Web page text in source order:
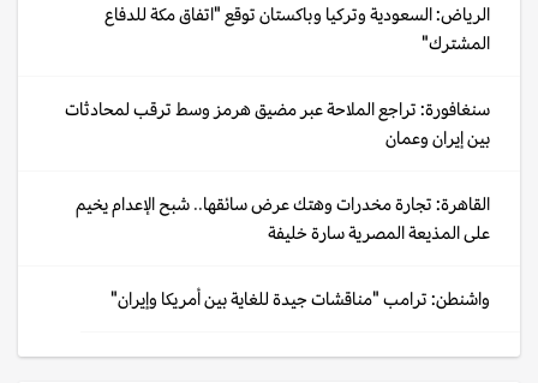
الرياض: السعودية وتركيا وباكستان توقع "اتفاق مكة للدفاع
المشترك"
سنغافورة: تراجع الملاحة عبر مضيق هرمز وسط ترقب لمحادثات
بين إيران وعمان
القاهرة: تجارة مخدرات وهتك عرض سائقها.. شبح الإعدام يخيم
على المذيعة المصرية سارة خليفة
واشنطن: ترامب "مناقشات جيدة للغاية بين أمريكا وإيران"